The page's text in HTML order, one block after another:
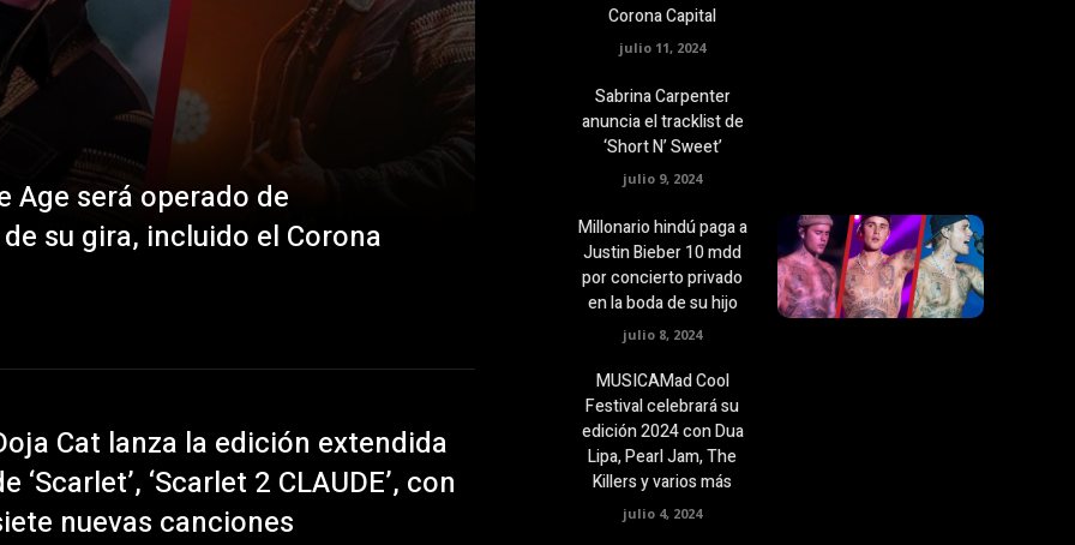
Age será operado de
su gira, incluido el Corona
Cat lanza la edición extendida
‘Scarlet’, ‘Scarlet 2 CLAUDE’, con
nuevas canciones
Corona Capital
julio 11, 2024
Sabrina Carpenter
anuncia el tracklist de
‘Short N’ Sweet’
julio 9, 2024
Millonario hindú paga a
Justin Bieber 10 mdd
por concierto privado
en la boda de su hijo
julio 8, 2024
MUSICAMad Cool
Festival celebrará su
edición 2024 con Dua
Lipa, Pearl Jam, The
Killers y varios más
julio 4, 2024